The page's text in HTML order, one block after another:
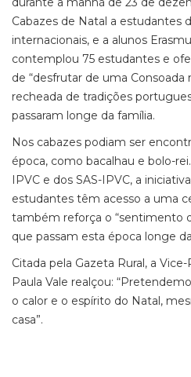
Cabazes de Natal a estudantes
internacionais, e a alunos
contemplou 75 estudantes e
de “desfrutar de uma Consoada
recheada de tradições
passaram longe da família.
Nos cabazes podiam ser
época, como bacalhau e bolo-
IPVC e dos SAS-IPVC, a
estudantes têm acesso a uma
também reforça o “sentimento
que passam esta época longe
Citada pela Gazeta Rural, a
Paula Vale realçou:
o calor e o espírito do Natal,
casa”.